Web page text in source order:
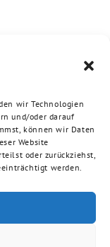
wir Technologien
und/oder darauf
können wir Daten
Website
oder zurückziehst,
werden.